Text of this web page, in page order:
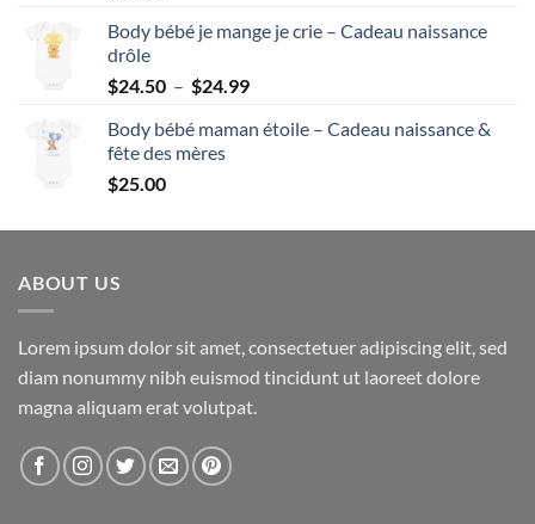
Body bébé je mange je crie – Cadeau naissance
drôle
$24.50 – $24.99Plage
prix :
Body bébé maman étoile – Cadeau naissance &
fête des mères
$25.00
ABOUT US
Lorem ipsum dolor sit amet, consectetuer adipiscing elit, sed
diam nonummy nibh euismod tincidunt ut laoreet dolore
magna aliquam erat volutpat.